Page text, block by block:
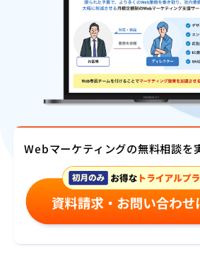
Webマーケティングの無料相談を